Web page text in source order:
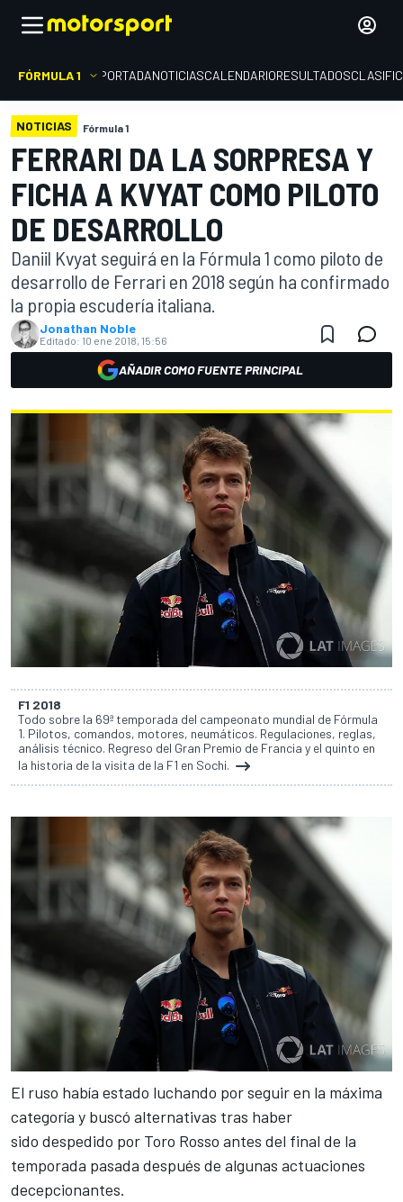
FÓRMULA 1 PORTADANOTICIASCALENDARIORESULTADOS
NOTICIAS Fórmula 1
FERRARI DA LA SORPRESA Y
FICHA A KVYAT COMO PILOTO
DE DESARROLLO
Daniil Kvyat seguirá en la Fórmula 1 como piloto de
desarrollo de Ferrari en 2018 según ha confirmado
la propia escudería italiana.
Jonathan Noble
Editado: 10 ene 2018, 15:56
AÑADIR COMO FUENTE PRINCIPAL
F1 2018
Todo sobre la 69ª temporada del campeonato mundial de Fórmula
1. Pilotos, comandos, motores, neumáticos. Regulaciones, reglas,
análisis técnico. Regreso del Gran Premio de Francia y el quinto en
la historia de la visita de la F1 en Sochi.
El ruso había estado luchando por seguir en la máxima
categoría y buscó alternativas tras haber
sido despedido por Toro Rosso antes del final de la
temporada pasada después de algunas actuaciones
decepcionantes.